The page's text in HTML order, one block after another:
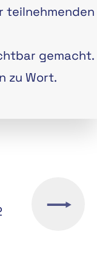
teilnehmenden
gemacht.
zu Wort.